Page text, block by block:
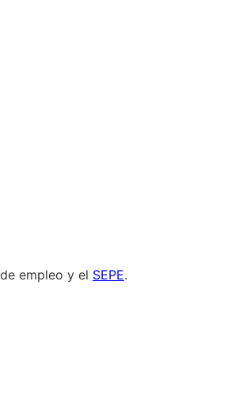
empleo y el SEPE.